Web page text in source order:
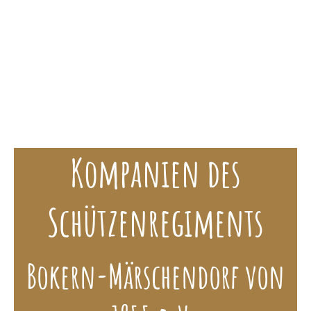
Kompanien des
Schützenregiments
Bokern-Märschendorf von